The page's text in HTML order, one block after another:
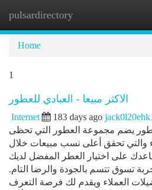
pulsardirectory
Home
1
الاكثر مبيعا - العبادي للعطور
Internet 183 days ago
يضم مجموعة العطور التي تحظى
والتي تحقق أعلى نسب مبيعات خلال
على اختيار العطر المفضل لديك
تسوق تتسم بالجودة والرضا التام.
العملاء ويقدم لك فرصة التعرف